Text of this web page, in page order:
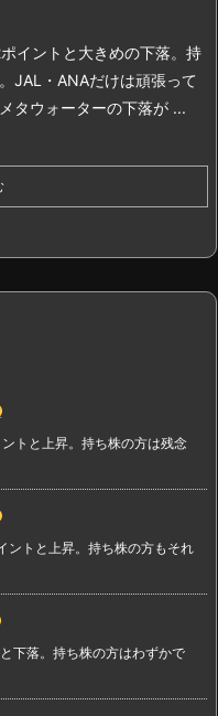
イントと大きめの下落。持
。 JAL・ANAだけは頑張って
タウォーターの下落が ...
トと上昇。持ち株の方は残念
ントと上昇。持ち株の方もそれ
下落。持ち株の方はわずかで